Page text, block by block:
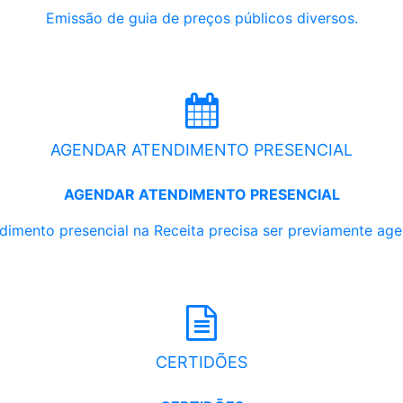
Emissão de guia de preços públicos diversos.
AGENDAR ATENDIMENTO PRESENCIAL
AGENDAR ATENDIMENTO PRESENCIAL
presencial na Receita precisa ser previamente
CERTIDÕES